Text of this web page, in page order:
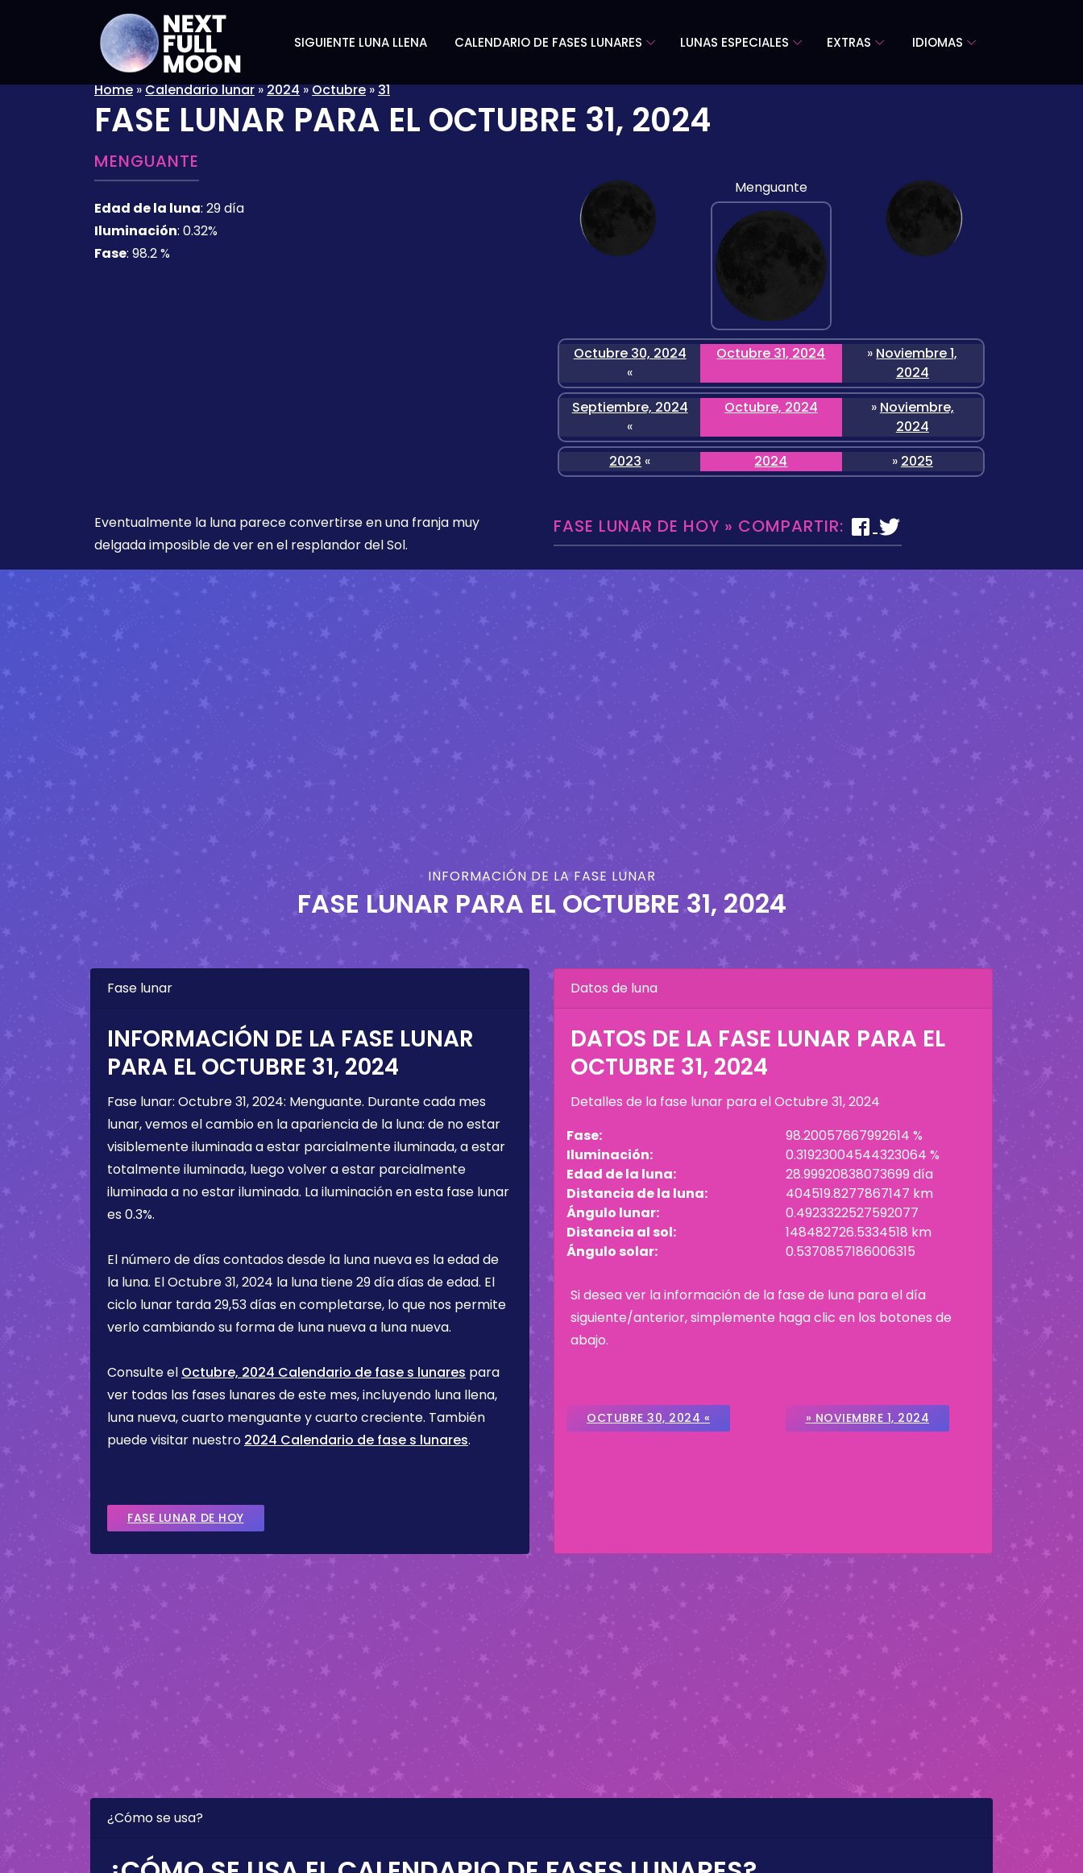
SIGUIENTE LUNA LLENA CALENDARIO DE FASES LUNARES LUNAS ESPECIALES EXTRAS IDIOMAS
Home»Calendario lunar»2024»Octubre»31
FASE LUNAR PARA EL OCTUBRE 31, 2024
MENGUANTE
Edad de la luna: 29 día
Iluminación: 0.32%
Fase: 98.2 %
Menguante
Octubre 30, 2024
«
Octubre 31, 2024 » Noviembre 1,
2024
Septiembre, 2024
«
Octubre, 2024 » Noviembre,
2024
2023 « 2024 » 2025
Eventualmente la luna parece convertirse en una franja muy
delgada imposible de ver en el resplandor del Sol.
FASE LUNAR DE HOY » COMPARTIR:
INFORMACIÓN DE LA FASE LUNAR
FASE LUNAR PARA EL OCTUBRE 31, 2024
Fase lunar
INFORMACIÓN DE LA FASE LUNAR
PARA EL OCTUBRE 31, 2024
Fase lunar: Octubre 31, 2024: Menguante. Durante cada mes
lunar, vemos el cambio en la apariencia de la luna: de no estar
visiblemente iluminada a estar parcialmente iluminada, a estar
totalmente iluminada, luego volver a estar parcialmente
iluminada a no estar iluminada. La iluminación en esta fase lunar
es 0.3%.
El número de días contados desde la luna nueva es la edad de
la luna. ElOctubre 31, 2024 la luna tiene29 díadías de edad. El
ciclo lunar tarda 29,53 días en completarse, lo que nos permite
verlo cambiando su forma de luna nueva a luna nueva.
Consulte el Octubre, 2024 Calendario de fase s lunares para
ver todas las fases lunares de este mes, incluyendo luna llena,
luna nueva, cuarto menguante y cuarto creciente. También
puede visitar nuestro 2024 Calendario de fase s lunares.
FASE LUNAR DE HOY
Datos de luna
DATOS DE LA FASE LUNAR PARA EL
OCTUBRE 31, 2024
Detalles de la fase lunar para elOctubre 31, 2024
Fase:
98.20057667992614 %
Iluminación:
0.31923004544323064 %
Edad de la luna:
28.99920838073699 día
Distancia de la luna:
404519.8277867147 km
Ángulo lunar:
0.4923322527592077
Distancia al sol:
148482726.5334518 km
Ángulo solar:
0.5370857186006315
Si desea ver la información de la fase de luna para el día
siguiente/anterior, simplemente haga clic en los botones de
abajo.
OCTUBRE 30, 2024 « » NOVIEMBRE 1, 2024
¿Cómo se usa?